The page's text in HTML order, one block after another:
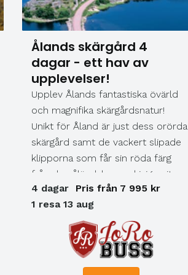
Ålands skärgård 4
dagar - ett hav av
upplevelser!
Upplev Ålands fantastiska övärld
och magnifika skärgårdsnatur!
Unikt för Åland är just dess orörda
skärgård samt de vackert slipade
klipporna som får sin röda färg
från den åländska rapakivigraniten.
Här finns en övärld bestående av
totalt 6 700 öar där havet alltid är
nära. Med flest soltimmar i
Norden, ett milt havsklimat och
de tusentals små öarna har Åland
en artrik och varierad natur till det
4 dagar
Pris från 7 995 kr
1 resa 13 aug